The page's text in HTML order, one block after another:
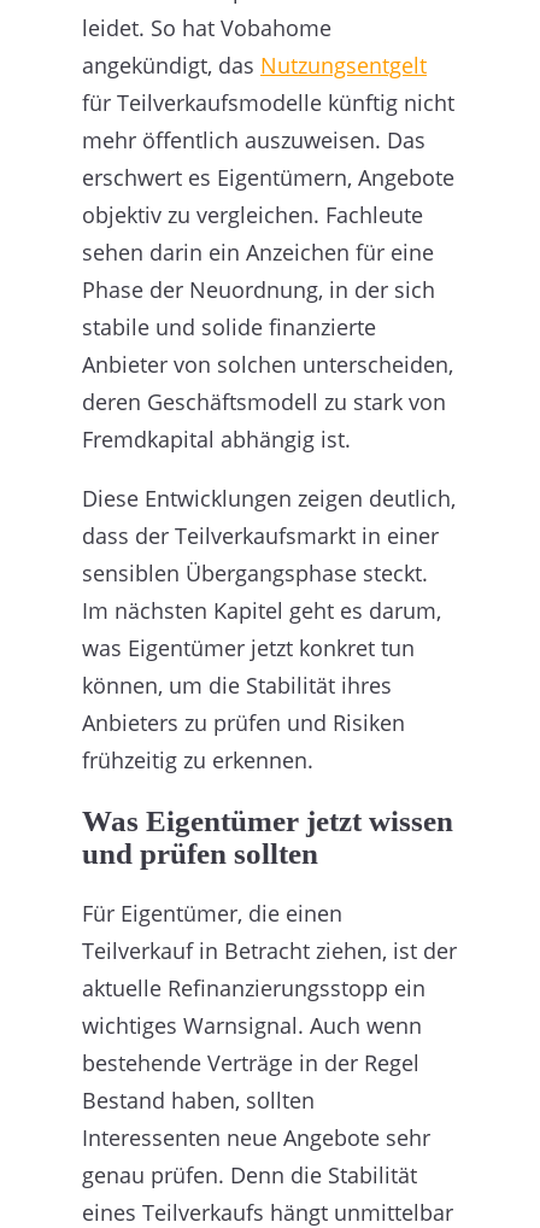
leidet. So hat Vobahome
angekündigt, das Nutzungsentgelt
für Teilverkaufsmodelle künftig nicht
mehr öffentlich auszuweisen. Das
erschwert es Eigentümern, Angebote
objektiv zu vergleichen. Fachleute
sehen darin ein Anzeichen für eine
Phase der Neuordnung, in der sich
stabile und solide finanzierte
Anbieter von solchen unterscheiden,
deren Geschäftsmodell zu stark von
Fremdkapital abhängig ist.
Diese Entwicklungen zeigen deutlich,
dass der Teilverkaufsmarkt in einer
sensiblen Übergangsphase steckt.
Im nächsten Kapitel geht es darum,
was Eigentümer jetzt konkret tun
können, um die Stabilität ihres
Anbieters zu prüfen und Risiken
frühzeitig zu erkennen.
Was Eigentümer jetzt wissen
und prüfen sollten
Für Eigentümer, die einen
Teilverkauf in Betracht ziehen, ist der
aktuelle Refinanzierungsstopp ein
wichtiges Warnsignal. Auch wenn
bestehende Verträge in der Regel
Bestand haben, sollten
Interessenten neue Angebote sehr
genau prüfen. Denn die Stabilität
eines Teilverkaufs hängt unmittelbar